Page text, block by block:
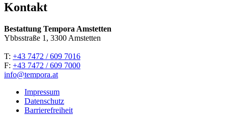
Kontakt
Bestattung Tempora Amstetten
Ybbsstraße 1, 3300 Amstetten
T: +43 7472 / 609 7016
F: +43 7472 / 609 7000
info@tempora.at
Impressum
Datenschutz
Barrierefreiheit